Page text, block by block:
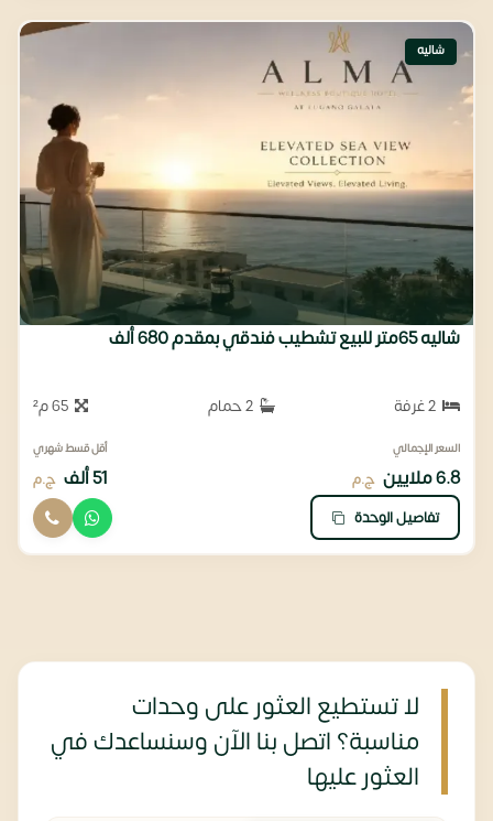
شاليه
شاليه 65متر للبيع تشطيب فندقي بمقدم 680 ألف
2 حمام 65 م²
السعر الإجمالي
6.8 ملايين ج.م
أقل قسط شهري
51 ألف ج.م
تفاصيل الوحدة
لا تستطيع العثور على وحدات
مناسبة؟ اتصل بنا الآن وسنساعدك في
العثور عليها